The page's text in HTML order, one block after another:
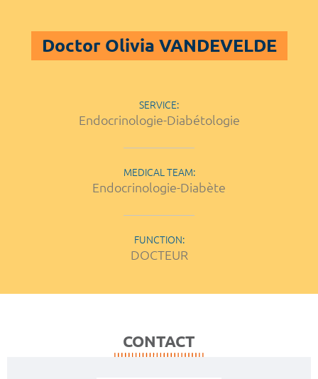
Doctor Olivia VANDEVELDE
SERVICE:
Endocrinologie-Diabétologie
MEDICAL TEAM:
Endocrinologie-Diabète
FUNCTION:
DOCTEUR
CONTACT